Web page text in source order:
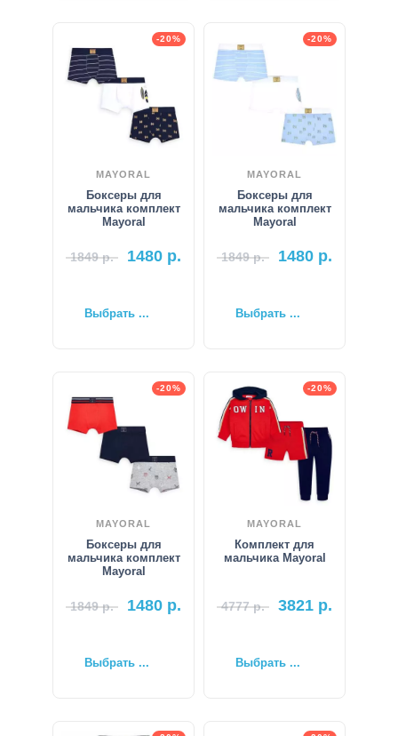
-20%
MAYORAL
Боксеры для
мальчика комплект
Mayoral
1849р. 1480 р.
Выбрать ...
-20%
MAYORAL
Боксеры для
мальчика комплект
Mayoral
1849р. 1480 р.
Выбрать ...
-20%
MAYORAL
Боксеры для
мальчика комплект
Mayoral
1849р. 1480 р.
Выбрать ...
-20%
MAYORAL
Комплект для
мальчика Mayoral
4777р. 3821 р.
Выбрать ...